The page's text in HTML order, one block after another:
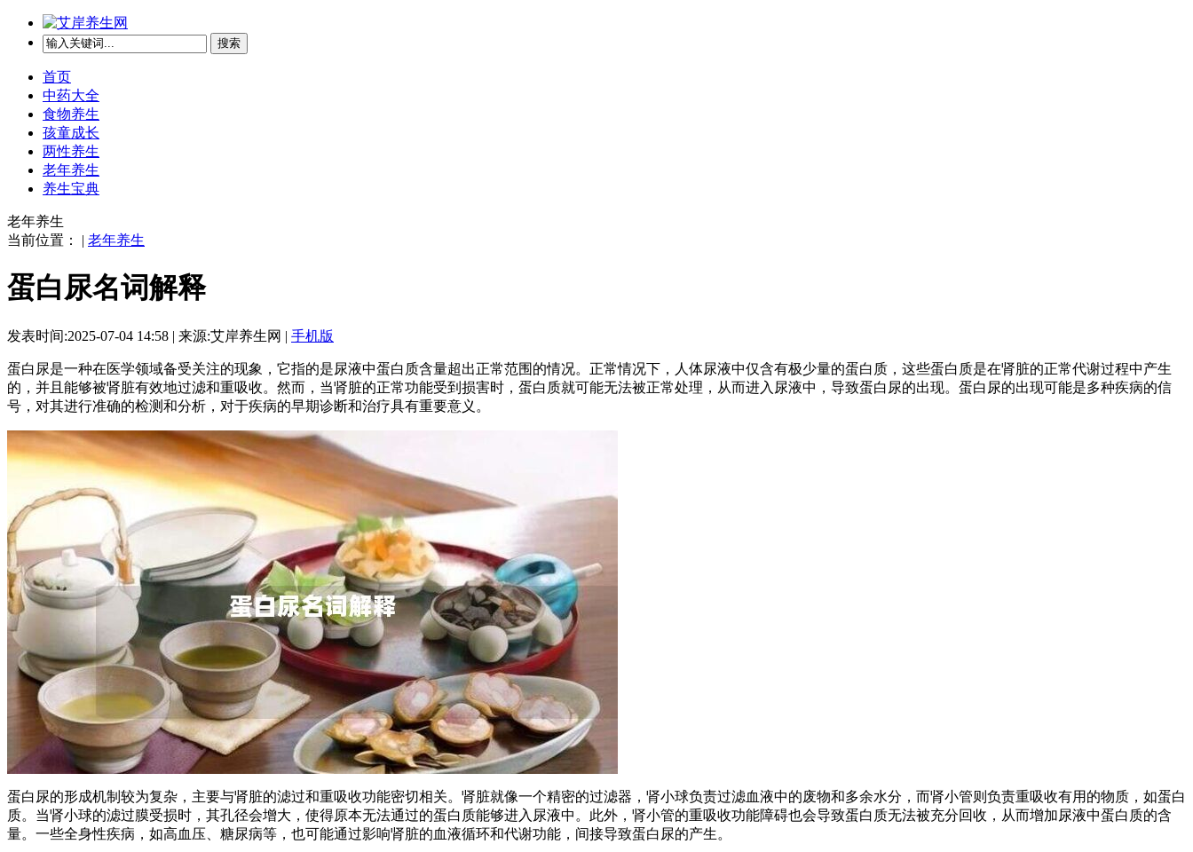
搜索
首页
中药大全
食物养生
孩童成长
两性养生
老年养生
养生宝典
老年养生
当前位置： | 老年养生
蛋白尿名词解释
发表时间:2025-07-04 14:58 | 来源:艾岸养生网 | 手机版
蛋白尿是一种在医学领域备受关注的现象，它指的是尿液中蛋白质含量超出正常范围的情况。正常情况下，人体尿液中仅含有极少量的蛋白质，这些蛋白质是在肾脏的正常代谢过程中产生
的，并且能够被肾脏有效地过滤和重吸收。然而，当肾脏的正常功能受到损害时，蛋白质就可能无法被正常处理，从而进入尿液中，导致蛋白尿的出现。蛋白尿的出现可能是多种疾病的信
号，对其进行准确的检测和分析，对于疾病的早期诊断和治疗具有重要意义。
蛋白尿的形成机制较为复杂，主要与肾脏的滤过和重吸收功能密切相关。肾脏就像一个精密的过滤器，肾小球负责过滤血液中的废物和多余水分，而肾小管则负责重吸收有用的物质，如蛋白
质。当肾小球的滤过膜受损时，其孔径会增大，使得原本无法通过的蛋白质能够进入尿液中。此外，肾小管的重吸收功能障碍也会导致蛋白质无法被充分回收，从而增加尿液中蛋白质的含
量。一些全身性疾病，如高血压、糖尿病等，也可能通过影响肾脏的血液循环和代谢功能，间接导致蛋白尿的产生。